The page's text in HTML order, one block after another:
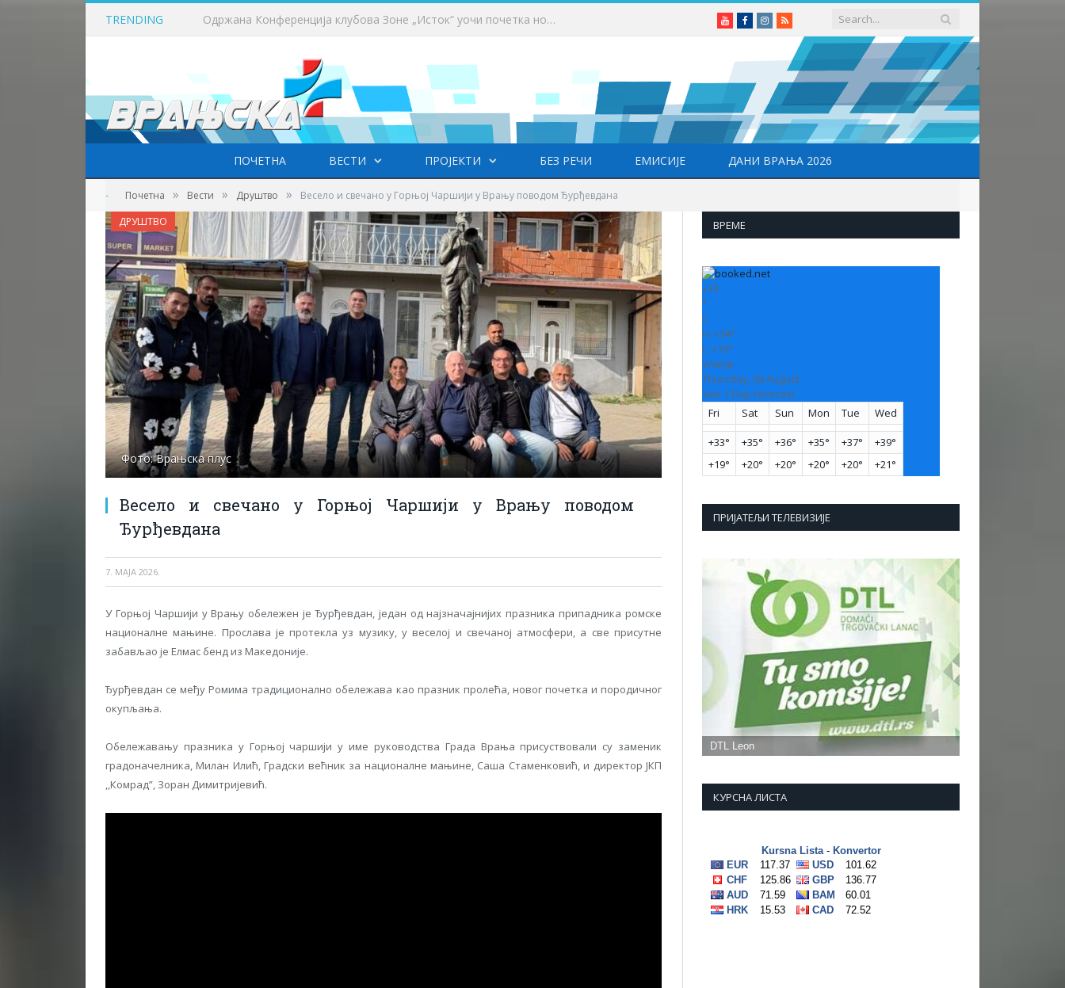
TRENDING Вучић: Расписивање избора за који дан или недељу YoutubeFacebookInstagram
RSS
ПОЧЕТНА ВЕСТИ ПРОЈЕКТИ БЕЗ РЕЧИ ЕМИСИЈЕ ДАНИ ВРАЊА 2026
- Почетна » Вести » Друштво » Весело и свечано у Горњој Чаршији у Врању поводом Ђурђевдана
Фото: Врањска плус
Весело и свечано у Горњој Чаршији у Врању поводом
Ђурђевдана
7. МАЈА 2026.
ДРУШТВО
У Горњoj Чаршији у Врању обележен је Ђурђевдан, један од најзначајнијих празника припадника ромске
националне мањине. Прослава је протекла уз музику, у веселој и свечаној атмосфери, a све присутне
забављао је Елмас бенд из Македоније.
Ђурђевдан се међу Ромима традиционално обележава као празник пролећа, новог почетка и породичног
окупљања.
Обележавању празника у Горњој чаршији у име руководства Града Врања присуствовали су заменик
градоначелника, Милан Илић, Градски већник за националне мањине, Саша Стаменковић, и директор ЈКП
,,Комрад”, Зоран Димитријевић.
ВРЕМЕ
+33
°
C
H: +34°
L: +19°
Vranje
Thursday, 06 August
See 7-Day Forecast
Fri
Sat Sun Mon Tue Wed
+33° +35° +36° +35° +37° +39°
+19° +20° +20° +20° +20° +21°
ПРИЈАТЕЉИ ТЕЛЕВИЗИЈЕ
КУРСНА ЛИСТА